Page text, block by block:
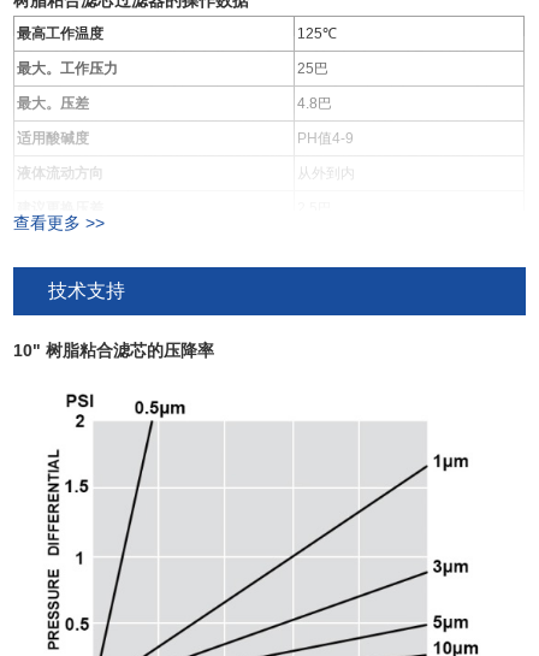
最高工作温度 125℃
最大。工作压力 25巴
最大。压差 4.8巴
适用酸碱度 PH值4-9
液体流动方向 从外到内
建议流量（水为 10"）
50μm：40升/分钟
查看更多 >>
技术支持
10" 树脂粘合滤芯的压降率